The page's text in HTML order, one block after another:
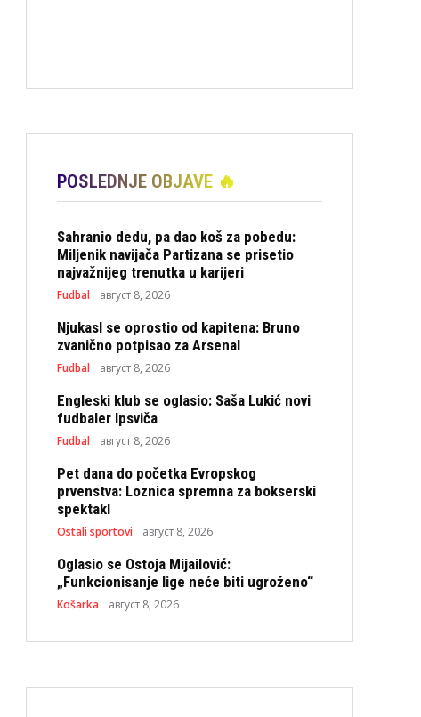
POSLEDNJE OBJAVE 🔥
Sahranio dedu, pa dao koš za pobedu:
Miljenik navijača Partizana se prisetio
najvažnijeg trenutka u karijeri
Fudbal август 8, 2026
Njukasl se oprostio od kapitena: Bruno
zvanično potpisao za Arsenal
Fudbal август 8, 2026
Engleski klub se oglasio: Saša Lukić novi
fudbaler Ipsviča
Fudbal август 8, 2026
Pet dana do početka Evropskog
prvenstva: Loznica spremna za bokserski
spektakl
Ostali sportovi август 8, 2026
Oglasio se Ostoja Mijailović:
„Funkcionisanje lige neće biti ugroženo“
Košarka август 8, 2026